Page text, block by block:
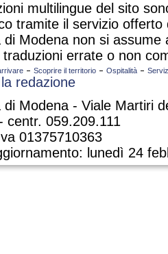
multilingue del sito
tramite il servizio
di Modena non si assume
errate o non
Scoprire il territorio Ospitalità
redazione
di Modena - Viale Martiri
centr. 059.209.111
01375710363
lunedì 24